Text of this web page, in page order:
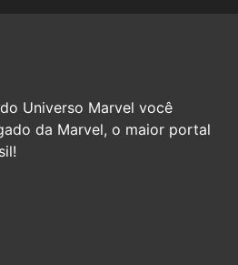
Universo Marvel você
da Marvel, o maior portal